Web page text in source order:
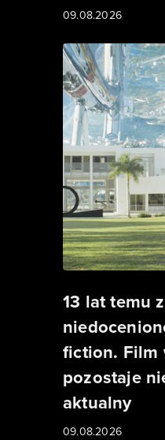
09.08.2026
13 lat temu
fiction. Film
pozostaje
aktualny
09.08.2026